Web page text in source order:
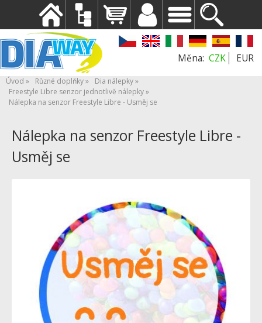
CZK EUR
Úvod Různé doplňky
Dia nálepky
Freestyle Libre senzor jednotlivě nálepky
Nálepka na senzor Freestyle Libre - Usměj se
Nálepka na senzor Freestyle Libre -
Usměj se